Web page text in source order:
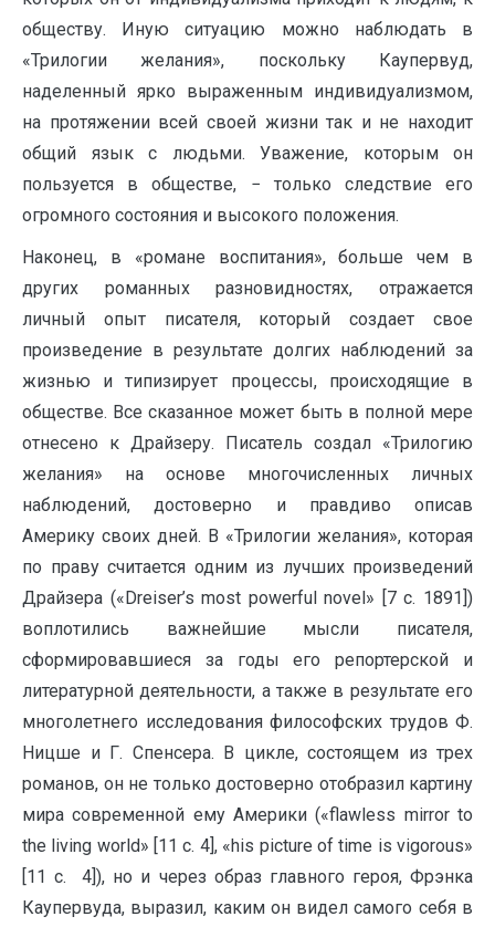
обществу. Иную ситуацию можно наблюдать в
«Трилогии желания», поскольку Каупервуд,
наделенный ярко выраженным индивидуализмом,
на протяжении всей своей жизни так и не находит
общий язык с людьми. Уважение, которым он
пользуется в обществе, − только следствие его
огромного состояния и высокого положения.
Наконец, в «романе воспитания», больше чем в
других романных разновидностях, отражается
личный опыт писателя, который создает свое
произведение в результате долгих наблюдений за
жизнью и типизирует процессы, происходящие в
обществе. Все сказанное может быть в полной мере
отнесено к Драйзеру. Писатель создал «Трилогию
желания» на основе многочисленных личных
наблюдений, достоверно и правдиво описав
Америку своих дней. В «Трилогии желания», которая
по праву считается одним из лучших произведений
Драйзера («Dreiser’s most powerful novel» [7 c. 1891])
воплотились важнейшие мысли писателя,
сформировавшиеся за годы его репортерской и
литературной деятельности, а также в результате его
многолетнего исследования философских трудов Ф.
Ницше и Г. Спенсера. В цикле, состоящем из трех
романов, он не только достоверно отобразил картину
мира современной ему Америки («flawless mirror to
the living world» [11 c. 4], «his picture of time is vigorous»
[11 c. 4]), но и через образ главного героя, Фрэнка
Каупервуда, выразил, каким он видел самого себя в